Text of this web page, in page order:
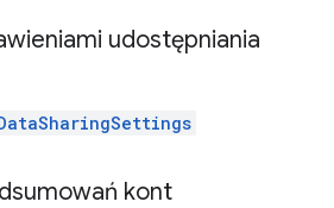
udostępniania
kont